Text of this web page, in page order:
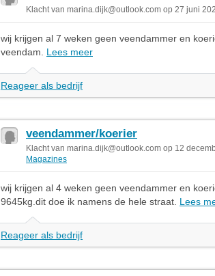
Klacht van marina.dijk@outlook.com op 27 juni
wij krijgen al 7 weken geen veendammer en
veendam. Lees meer
Reageer als bedrijf
veendammer/koerier
Klacht van marina.dijk@outlook.com op 12
Magazines
wij krijgen al 4 weken geen veendammer en
9645kg.dit doe ik namens de hele straat. Lees
Reageer als bedrijf